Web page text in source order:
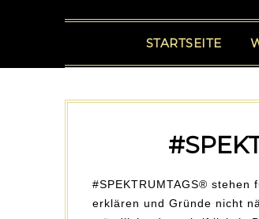
STARTSEITE
#SPEKTRUMTAGS®
erklären und Gründe nicht